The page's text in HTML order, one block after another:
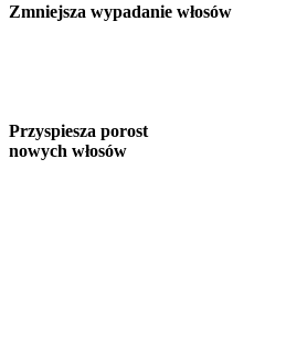
Zmniejsza wypadanie włosów
Przyspiesza porost
nowych włosów